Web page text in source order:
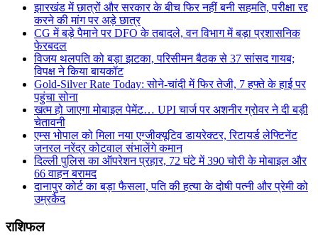
झारखंड में छात्रों और सरकार के बीच फिर नहीं बनी सहमति, परीक्षा रद्द
करने की मांग पर अड़े छात्र
CG में बड़े पैमाने पर DFO के तबादले, वन विभाग में बड़ा प्रशासनिक
फेरबदल
विजय थलपति को बड़ा झटका, परिसीमन बैठक से 37 सांसद गायब;
विपक्ष ने किया बायकॉट
Gold-Silver Rate Today: सोने-चांदी में फिर तेजी, 7 हफ्ते के हाई पर
पहुंचा सोना
खत्म हो जाएगा मोबाइल पेमेंट… UPI चार्ज पर अशनीर ग्रोवर ने दी बड़ी
चेतावनी
एम्स भोपाल को मिला नया एग्जीक्यूटिव डायरेक्टर, रिटायर्ड लेफ्टिनेंट
जनरल नरेंद्र कोटवाल संभालेंगे कमान
दिल्ली पुलिस का ऑपरेशन प्रहार, 72 घंटे में 390 चोरी के मोबाइल और
66 वाहन बरामद
दानापुर कोर्ट का बड़ा फैसला, पति की हत्या के दोषी पत्नी और प्रेमी को
उम्रकैद
राशिफल